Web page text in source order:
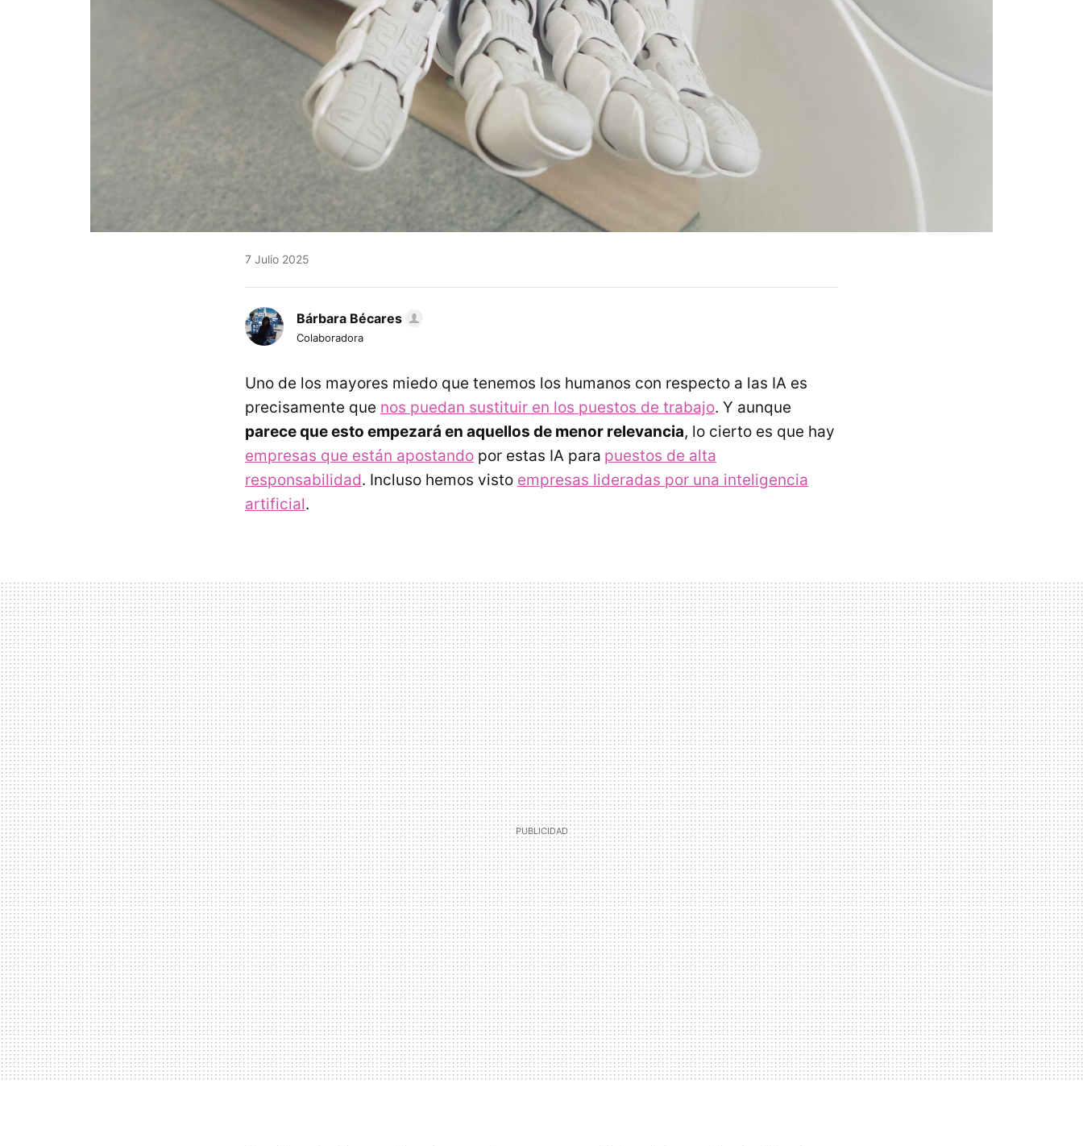
7 Julio 2025
Bárbara Bécares
Colaboradora
Uno de los mayores miedo que tenemos los humanos con respecto a las IA es
precisamente que nos puedan sustituir en los puestos de trabajo. Y aunque
parece que esto empezará en aquellos de menor relevancia, lo cierto es que hay
empresas que están apostando por estas IA para puestos de alta
responsabilidad. Incluso hemos visto empresas lideradas por una inteligencia
artificial.